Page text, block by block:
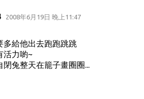
2008年6月19日 晚上11:47
多給他出去跑跑跳跳
活力喲~
閉兔整天在籠子畫圈圈...